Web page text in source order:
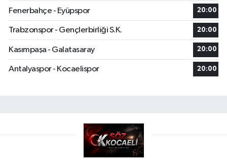
Fenerbahçe - Eyüpspor 20:00
Trabzonspor - Gençlerbirliği S.K. 20:00
Kasımpaşa - Galatasaray 20:00
Antalyaspor - Kocaelispor 20:00